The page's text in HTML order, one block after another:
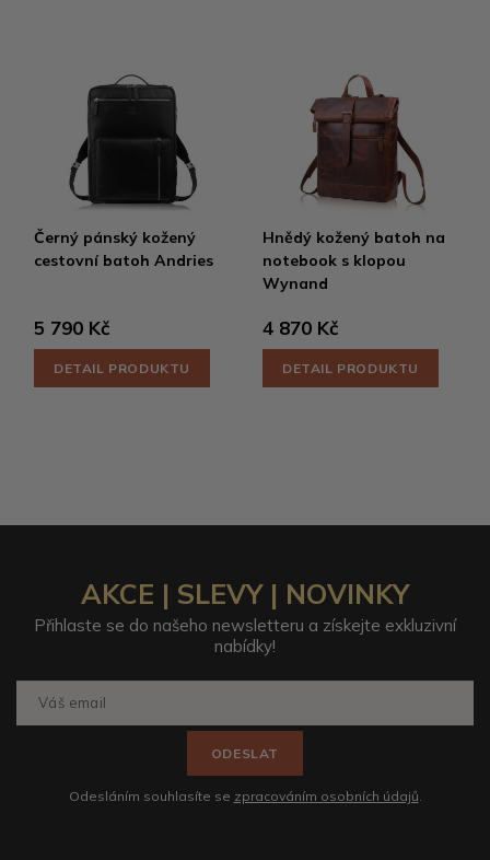
Černý pánský kožený
cestovní batoh Andries
5 790 Kč
DETAIL PRODUKTU
Hnědý kožený batoh na
notebook s klopou
Wynand
4 870 Kč
DETAIL PRODUKTU
AKCE | SLEVY | NOVINKY
Přihlaste se do našeho newsletteru a získejte exkluzivní
nabídky!
ODESLAT
Odesláním souhlasíte se zpracováním osobních údajů